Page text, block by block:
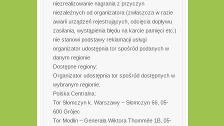
niezrealizowanie nagrania z przyczyn
niezależnych od organizatora (zwłaszcza w razie
awarii urządzeń rejestrujących, odcięcia dopływu
zasilania, wystąpienia błędu na karcie pamięci etc.)
nie stanowi podstawy reklamacji usługi
organizator udostępnia tor spośród podanych w
danym regionie
Dostępne regiony:
Organizator udostępnia tor spośród dostępnych w
wybranym regionie.
Polska Centralna:
Tor Słomczyn k. Warszawy – Słomczyn 66, 05-
600 Grójec
Tor Modlin – Generała Wiktora Thommée 1B, 05-